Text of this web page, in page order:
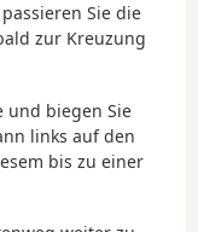
Sie die
zur Kreuzung
und biegen Sie
links auf den
bis zu einer